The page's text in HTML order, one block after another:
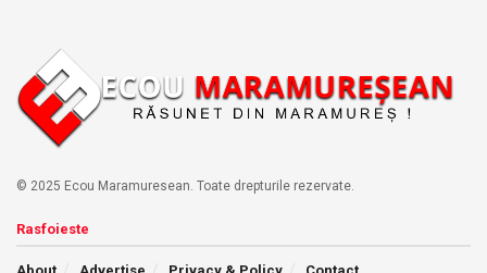
© 2025 Ecou Maramuresean. Toate drepturile rezervate.
Rasfoieste